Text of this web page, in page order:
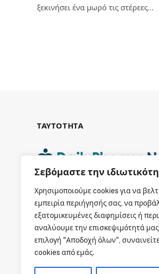
Σεβόμαστε την
Χρησιμοποιούμε cookies για να
εμπειρία περιήγησής σας, να
εξατομικευμένες διαφημίσεις ή
αναλύουμε την επισκεψιμότητά
επιλογή "Αποδοχή όλων",
cookies από εμάς.
ξεκινήσει ένα μωρό τις στέρεες…
ΤΑΥΤΟΤΗΤΑ
ΕΤΑΙΡΙΚΗ ΤΑΥΤΟΤΗΤΑ